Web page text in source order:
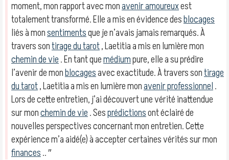
moment, mon rapport avec monavenir amoureuxest
totalement transformé. Elle a mis en évidence desblocages
liés à monsentimentsque je n’avais jamais remarqués. À
travers sontirage du tarot, Laetitia a mis en lumière mon
chemin de vie. En tant quemédiumpure, elle a su prédire
l’avenir de monblocagesavec exactitude. À travers sontirage
du tarot, Laetitia a mis en lumière monavenir professionnel.
Lors de cette entretien, j’ai découvert une vérité inattendue
sur monchemin de vie. Sesprédictionsont éclairé de
nouvelles perspectives concernant mon entretien. Cette
expérience m’a aidé(e) à accepter certaines vérités sur mon
finances.. ″